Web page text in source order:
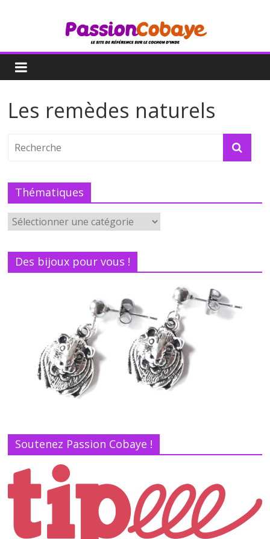
Les remèdes naturels
Thématiques
Des bijoux pour vous !
Soutenez Passion Cobaye !